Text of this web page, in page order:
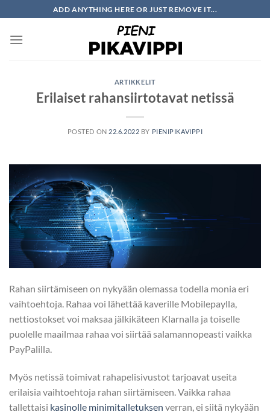
to
content
ADD ANYTHING HERE OR JUST REMOVE IT...
ARTIKKELIT
Erilaiset rahansiirtotavat netissä
POSTED ON 22.6.2022 BY PIENIPIKAVIPPI
Rahan siirtämiseen on nykyään olemassa todella monia eri
vaihtoehtoja. Rahaa voi lähettää kaverille Mobilepaylla,
nettiostokset voi maksaa jälkikäteen Klarnalla ja toiselle
puolelle maailmaa rahaa voi siirtää salamannopeasti vaikka
PayPalilla.
Myös netissä toimivat rahapelisivustot tarjoavat useita
erilaisia vaihtoehtoja rahan siirtämiseen. Vaikka rahaa
tallettaisi kasinolle minimitalletuksen verran, ei siitä nykyään